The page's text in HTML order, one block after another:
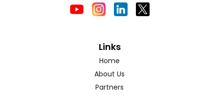
Links
Home
About Us
Partners